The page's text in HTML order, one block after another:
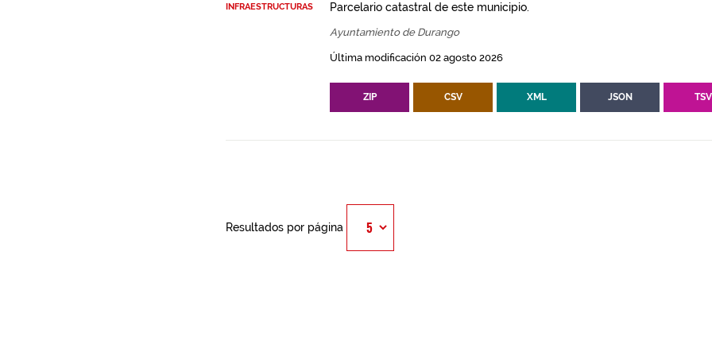
INFRAESTRUCTURAS
Parcelario catastral de este municipio.
Ayuntamiento de Durango
Última modificación 02 agosto 2026
ZIP CSV XML JSON TSV
Resultados por página